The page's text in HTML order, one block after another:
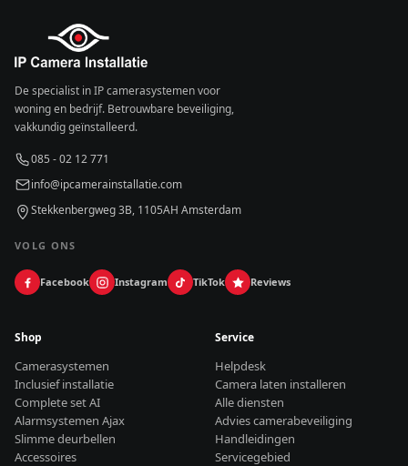
De specialist in IP camerasystemen voor
woning en bedrijf. Betrouwbare beveiliging,
vakkundig geïnstalleerd.
085 - 02 12 771
info@ipcamerainstallatie.com
Stekkenbergweg 3B, 1105AH Amsterdam
VOLG ONS
Facebook Instagram TikTok Reviews
Shop
Camerasystemen
Inclusief installatie
Complete set AI
Alarmsystemen Ajax
Slimme deurbellen
Accessoires
Service
Helpdesk
Camera laten installeren
Alle diensten
Advies camerabeveiliging
Handleidingen
Servicegebied